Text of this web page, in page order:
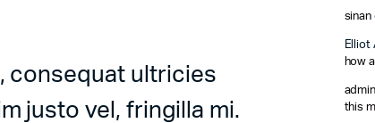
consequat ultricies
justo vel, fringilla mi.
sinan
Elliot
how
admin
this